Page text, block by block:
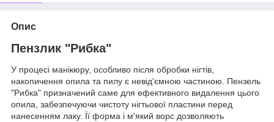
Опис
Пензлик "Рибка"
У процесі манікюру, особливо після обробки нігтів,
накопичення опила та пилу є невід'ємною частиною. Пензель
"Рибка" призначений саме для ефективного видалення цього
опила, забезпечуючи чистоту нігтьової пластини перед
нанесенням лаку. Її форма і м'який ворс дозволяють